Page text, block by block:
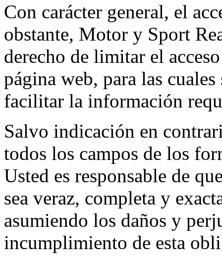
Con carácter general, el
obstante, Motor y Sport
derecho de limitar el
página web, para las
facilitar la información
Salvo indicación en
todos los campos de los
Usted es responsable de
sea veraz, completa y
asumiendo los daños y
incumplimiento de esta